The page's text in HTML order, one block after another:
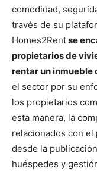
comodidad,
través de su
Homes2Rentse
propietarios de
rentar un inmueble
el sector por su
los propietarios
esta manera, la
relacionados con
desde la
huéspedes y